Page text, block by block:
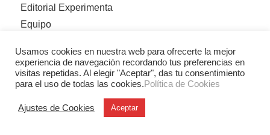
Editorial Experimenta
Equipo
Con el apoyo de:
Usamos cookies en nuestra web para ofrecerte la mejor
experiencia de navegación recordando tus preferencias en
visitas repetidas. Al elegir "Aceptar", das tu consentimiento
para el uso de todas las cookies.Política de Cookies
Ajustes de Cookies Aceptar